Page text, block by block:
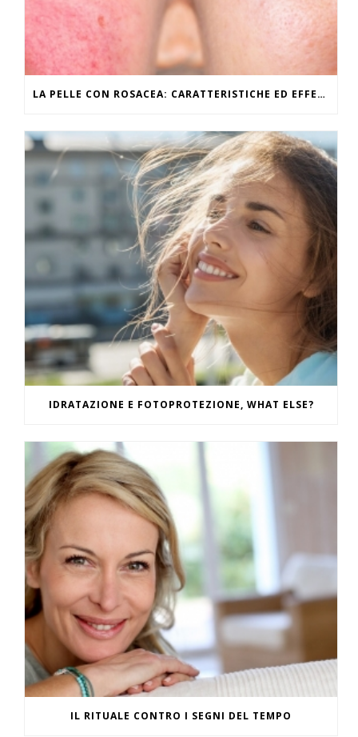
LA PELLE CON ROSACEA: CARATTERISTICHE ED EFFETTI DEL CALDO
IDRATAZIONE E FOTOPROTEZIONE, WHAT ELSE?
IL RITUALE CONTRO I SEGNI DEL TEMPO